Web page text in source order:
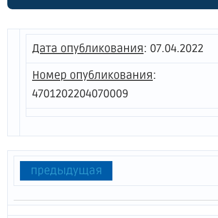
Дата опубликования: 07.04.2022
Номер опубликования:
4701202204070009
предыдущая